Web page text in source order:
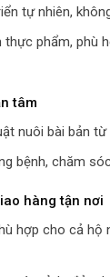
tự nhiên,
phẩm, phù
tâm
nuôi bài bản từ
bệnh, chăm
hàng tận nơi
hợp cho cả hộ